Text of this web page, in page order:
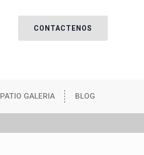
CONTACTENOS
PATIO GALERIA BLOG